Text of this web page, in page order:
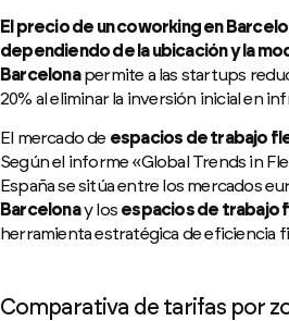
El precio de un coworking en
dependiendo de la ubicación y la
Barcelonapermite a las startups
20% al eliminar la inversión inicial en
El mercado de espacios de trabajo
Según el informe «Global Trends in
España se sitúa entre los mercados
Barcelonay los espacios de trabajo
herramienta estratégica de eficiencia
Comparativa de tarifas por